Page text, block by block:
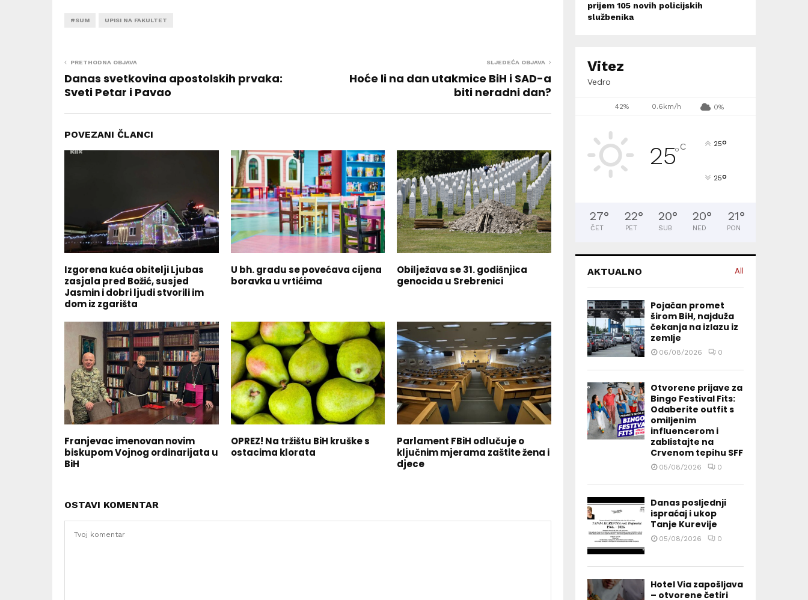
#SUM UPISI NA FAKULTET
PRETHODNA OBJAVA
Danas svetkovina apostolskih prvaka:
Sveti Petar i Pavao
SLJEDEĆA OBJAVA
Hoće li na dan utakmice BiH i SAD-a
biti neradni dan?
POVEZANI ČLANCI
Izgorena kuća obitelji Ljubas
zasjala pred Božić, susjed
Jasmin i dobri ljudi stvorili im
dom iz zgarišta
U bh. gradu se povećava cijena
boravka u vrtićima
Obilježava se 31. godišnjica
genocida u Srebrenici
Franjevac imenovan novim
biskupom Vojnog ordinarijata u
BiH
OPREZ! Na tržištu BiH kruške s
ostacima klorata
Parlament FBiH odlučuje o
ključnim mjerama zaštite žena i
djece
OSTAVI KOMENTAR
prijem 105 novih policijskih
službenika
Vitez
Vedro
42% 0.6km/h 0%
25°C 25°
25°
27°
ČET
22°
PET
20°
SUB
20°
NED
21°
PON
AKTUALNO All
Pojačan promet
širom BiH, najduža
čekanja na izlazu iz
zemlje
06/08/2026 0
Otvorene prijave za
Bingo Festival Fits:
Odaberite outfit s
omiljenim
influencerom i
zablistajte na
Crvenom tepihu SFF
05/08/2026 0
Danas posljednji
ispraćaj i ukop
Tanje Kurevije
05/08/2026 0
Hotel Via zapošljava
– otvorene četiri